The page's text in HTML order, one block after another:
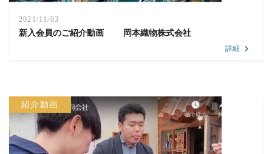
2021/11/03
新入会員のご紹介動画 岡本織物株式会社
詳細
紹介動画